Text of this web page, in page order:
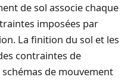
de sol associe chaque
imposées par
La finition du sol et les
contraintes de
de mouvement